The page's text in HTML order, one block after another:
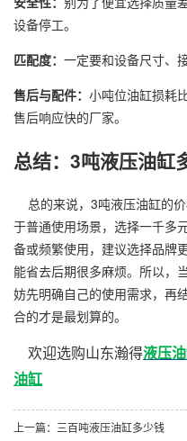
设备停工。
匹配度： 一定要和设备尺寸、
售后与配件： 小吨位油缸损耗
售后响应快的厂家。
总结：3吨液压油缸
总的来说，3吨液压油缸的
于普通使用场景，选择一千多
备或频繁使用，建议选择品牌
能省去后期很多麻烦。所以，
妨先明确自己的使用需求，再
合的才是最划算的。
欢迎选购山东瀚得液压
油缸
上一篇：三百吨液压油缸多少钱